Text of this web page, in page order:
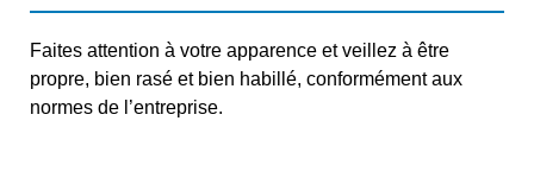
Faites attention à votre apparence et veillez à être
propre, bien rasé et bien habillé, conformément aux
normes de l’entreprise.